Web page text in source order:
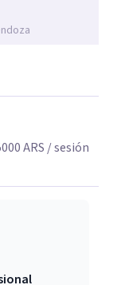
es con
encuentro
se
de trabajar
de lo que
ARS / sesión